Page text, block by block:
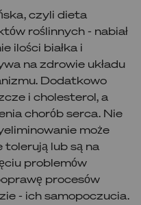
czyli dieta
roślinnych - nabiał
ilości białka i
na zdrowie układu
Dodatkowo
i cholesterol, a
chorób serca. Nie
może
tolerują lub są na
problemów
procesów
- ich samopoczucia.